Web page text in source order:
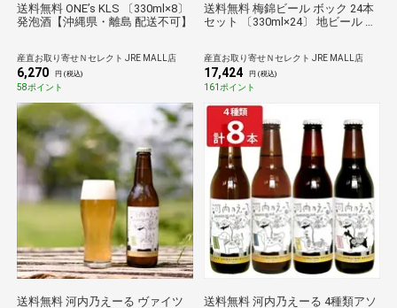
送料無料 ONE’s KLS 〔330ml×8〕
発泡酒【沖縄県・離島 配送不可】
産直お取り寄せＮセレクト JRE MALL店
6,270 円 (税込)
58ポイント
送料無料 梅錦ビール ボック 24本
セット 〔330ml×24〕 地ビール お
産直お取り寄せＮセレクト JRE MALL店
17,424 円 (税込)
161ポイント
送料無料 河内乃えーる ヴァイツ
送料無料 河内乃えーる 4種類アソ